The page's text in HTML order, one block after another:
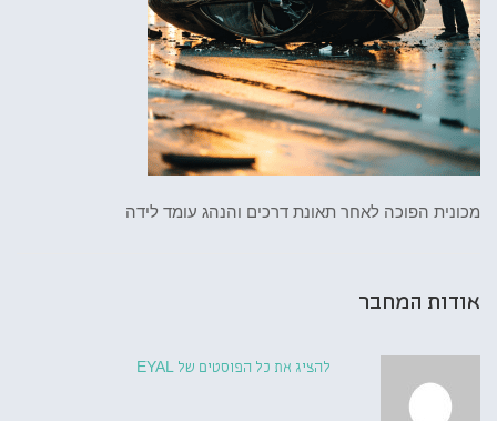
מכונית הפוכה לאחר תאונת דרכים והנהג עומד לידה
אודות המחבר
להציג את כל הפוסטים של EYAL